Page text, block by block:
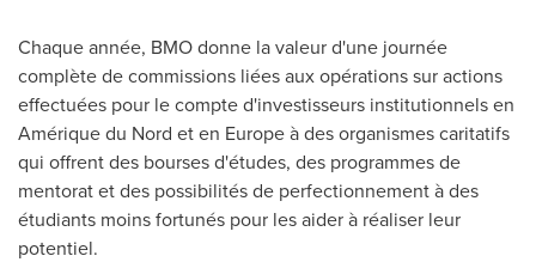
Chaque année, BMO donne la valeur d'une journée
complète de commissions liées aux opérations sur actions
effectuées pour le compte d'investisseurs institutionnels en
Amérique du Nord et en Europeà des organismes caritatifs
qui offrent des bourses d'études, des programmes de
mentorat et des possibilités de perfectionnement à des
étudiants moins fortunés pour les aider à réaliser leur
potentiel.